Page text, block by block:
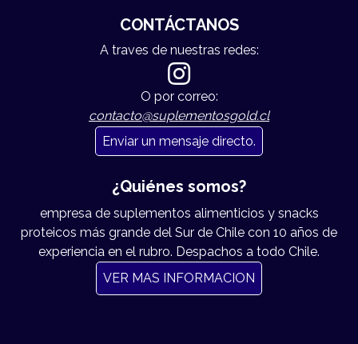
CONTÁCTANOS
A traves de nuestras redes:
O por correo:
contacto@suplementosgold.cl
Enviar un mensaje directo.
¿Quiénes somos?
empresa de suplementos alimenticios y snacks
proteicos más grande del Sur de Chile con 10 años de
experiencia en el rubro. Despachos a todo Chile.
VER MAS INFORMACION